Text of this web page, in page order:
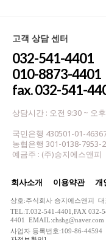
고객 상담 센터
032-541-4401
010-8873-4401
fax. 032-541-
상담시간 : 오전 9:30 ~ 오
국민은행 430501-01-
농협은행 301-0138-7953-
예금주 : (주)승지에스앤피
회사소개 이용약관 개
상호:주식회사 승지에스앤피
TEL:T.032-541-4401,FAX 032-
4401 EMAIL:chshg@naver.com
사업자 등록번호:109-86-